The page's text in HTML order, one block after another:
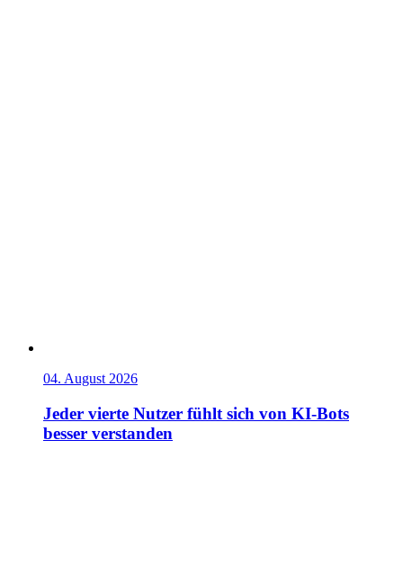
04. August 2026
Jeder vierte Nutzer fühlt sich von KI-Bots
besser verstanden